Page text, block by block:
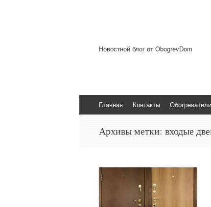
Новостной блог от ObogrevDom
Перейти к содержимому
Главная Контакты Обогреватели
Архивы метки: входые